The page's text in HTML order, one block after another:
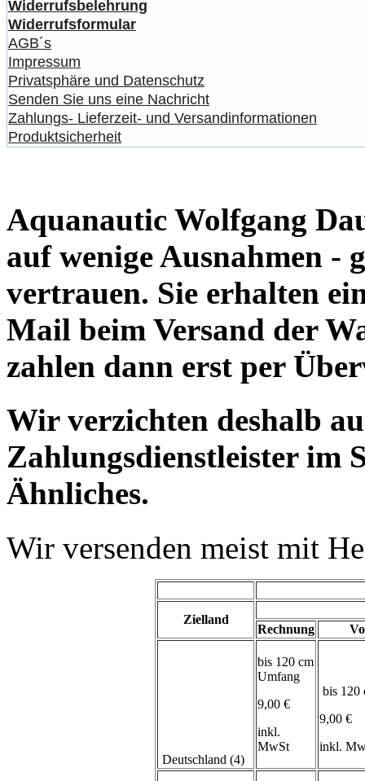
Widerrufsbelehrung
Widerrufsformular
AGB´s
Impressum
Privatsphäre und Datenschutz
Senden Sie uns eine Nachricht
Zahlungs- Lieferzeit- und Versandinformationen
Produktsicherheit
Aquanautic Wolfgang
auf wenige Ausnahmen -
vertrauen. Sie erhalten
Mail beim Versand der
zahlen dann erst per
Wir verzichten deshalb
Zahlungsdienstleister im
Ähnliches.
Wir versenden meist mit
Zielland
Rechnung
Deutschland (4)
bis 120 cm
Umfang
9,00 €
inkl.
MwSt
bis 120
9,00 €
inkl.